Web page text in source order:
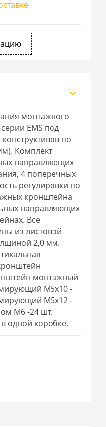
монтажного
EMS под
по
Комплект
направляющих
4 поперечных
регулировки по
кронштейна
направляющих
Все
из листовой
2,0 мм.
монтажный
М5х10 -
М5х12 -
М6 -24 шт.
одной коробке.